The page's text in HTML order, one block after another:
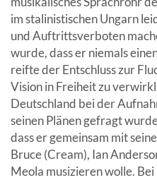
im stalinistischen Ungarn
und Auftrittsverboten
wurde, dass er niemals
reifte der Entschluss zur
Vision in Freiheit zu
Deutschland bei der
seinen Plänen gefragt
dass er gemeinsam mit
Bruce (Cream), Ian
Meola musizieren wolle.